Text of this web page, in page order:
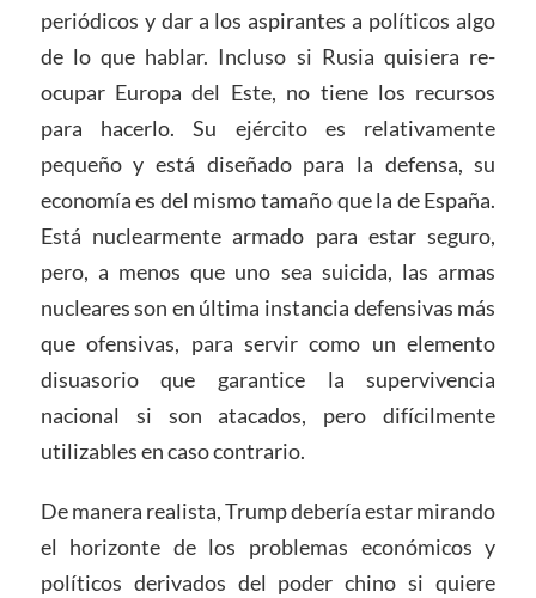
periódicos y dar a los aspirantes a políticos algo
de lo que hablar. Incluso si Rusia quisiera re-
ocupar Europa del Este, no tiene los recursos
para hacerlo. Su ejército es relativamente
pequeño y está diseñado para la defensa, su
economía es del mismo tamaño que la de España.
Está nuclearmente armado para estar seguro,
pero, a menos que uno sea suicida, las armas
nucleares son en última instancia defensivas más
que ofensivas, para servir como un elemento
disuasorio que garantice la supervivencia
nacional si son atacados, pero difícilmente
utilizables en caso contrario.
De manera realista, Trump debería estar mirando
el horizonte de los problemas económicos y
políticos derivados del poder chino si quiere